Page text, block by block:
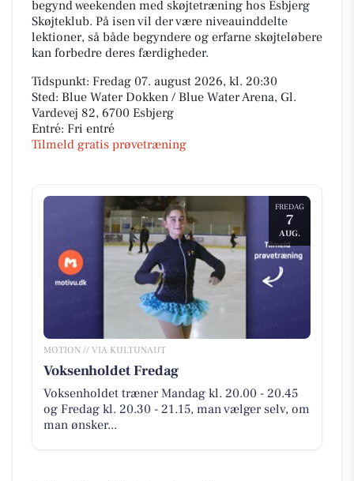
begynd weekenden med skøjtetræning hos Esbjerg
Skøjteklub. På isen vil der være niveauinddelte
lektioner, så både begyndere og erfarne skøjteløbere
kan forbedre deres færdigheder.
Tidspunkt: Fredag 07. august 2026, kl. 20:30
Sted: Blue Water Dokken / Blue Water Arena, Gl.
Vardevej 82, 6700 Esbjerg
Entré: Fri entré
Tilmeld gratis prøvetræning
FREDAG
7
AUG.
MOTION // VIA KULTUNAUT
Voksenholdet Fredag
Voksenholdet træner Mandag kl. 20.00 - 20.45
og Fredag kl. 20.30 - 21.15, man vælger selv, om
man ønsker...